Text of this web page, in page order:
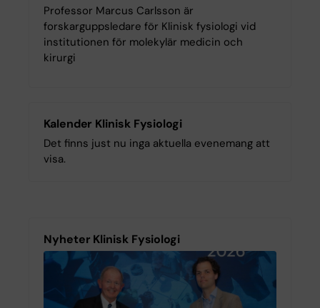
Professor Marcus Carlsson är
forskarguppsledare för Klinisk fysiologi vid
institutionen för molekylär medicin och
kirurgi
Kalender Klinisk Fysiologi
Det finns just nu inga aktuella evenemang att
visa.
Nyheter Klinisk Fysiologi